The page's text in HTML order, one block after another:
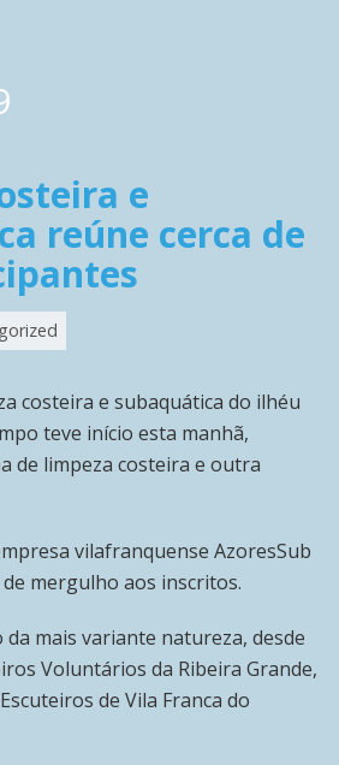
e
reúne cerca de
costeira e subaquática do ilhéu
teve início esta manhã,
de limpeza costeira e outra
vilafranquense AzoresSub
mergulho aos inscritos.
mais variante natureza, desde
Voluntários da Ribeira Grande,
de Vila Franca do